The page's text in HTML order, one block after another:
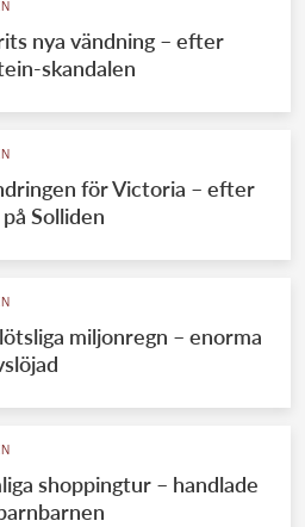
nya vändning – efter
skandalen
för Victoria – efter
Solliden
miljonregn – enorma
shoppingtur – handlade